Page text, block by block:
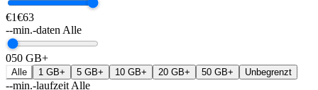
€1€63
--min.-daten Alle
050 GB+
Alle 1 GB+ 5 GB+ 10 GB+ 20 GB+ 50 GB+ Unbegrenzt
--min.-laufzeit Alle